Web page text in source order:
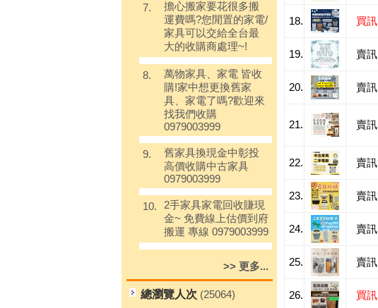
7.
擔心搬家要花很多搬
運費嗎?您閒置的家電/
家具可以交給全台最
大的收購商處理~!
8.
萬物家具、家電 皆收
購!家中想更換舊家
具、家電了嗎?歡迎來
找我們收購
0979003999
9.
舊家具換現金中彰投
高價收購中古家具
0979003999
10.
2手家具家電回收賺現
金~ 免費線上估價到府
搬運 專線 0979003999
>> 更多...
總瀏覽人次 (25064)
18. 買訊
19. 賣訊
20. 賣訊
21. 賣訊
22. 賣訊
23. 賣訊
24. 賣訊
25. 賣訊
26. 買訊